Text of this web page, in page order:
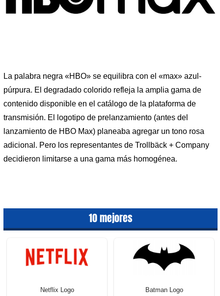
La palabra negra «HBO» se equilibra con el «max» azul-
púrpura. El degradado colorido refleja la amplia gama de
contenido disponible en el catálogo de la plataforma de
transmisión. El logotipo de prelanzamiento (antes del
lanzamiento de HBO Max) planeaba agregar un tono rosa
adicional. Pero los representantes de Trollbäck + Company
decidieron limitarse a una gama más homogénea.
10 mejores
Netflix Logo Batman Logo